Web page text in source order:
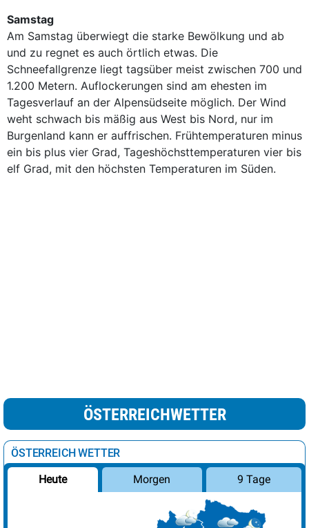
Samstag
Am Samstag überwiegt die starke Bewölkung und ab
und zu regnet es auch örtlich etwas. Die
Schneefallgrenze liegt tagsüber meist zwischen 700 und
1.200 Metern. Auflockerungen sind am ehesten im
Tagesverlauf an der Alpensüdseite möglich. Der Wind
weht schwach bis mäßig aus West bis Nord, nur im
Burgenland kann er auffrischen. Frühtemperaturen minus
ein bis plus vier Grad, Tageshöchsttemperaturen vier bis
elf Grad, mit den höchsten Temperaturen im Süden.
ÖSTERREICHWETTER
ÖSTERREICH WETTER
Heute Morgen 9 Tage